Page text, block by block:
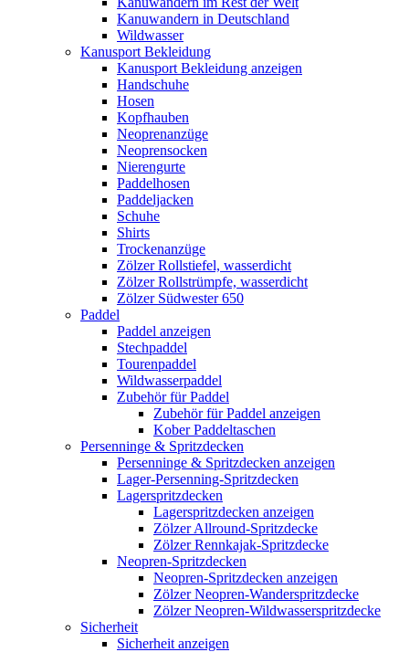
Kanuwandern in Deutschland
Wildwasser
Kanusport Bekleidung
Kanusport Bekleidung anzeigen
Handschuhe
Hosen
Kopfhauben
Neoprenanzüge
Neoprensocken
Nierengurte
Paddelhosen
Paddeljacken
Schuhe
Shirts
Trockenanzüge
Zölzer Rollstiefel, wasserdicht
Zölzer Rollstrümpfe, wasserdicht
Zölzer Südwester 650
Paddel
Paddel anzeigen
Stechpaddel
Tourenpaddel
Wildwasserpaddel
Zubehör für Paddel
Zubehör für Paddel anzeigen
Kober Paddeltaschen
Persenninge & Spritzdecken
Persenninge & Spritzdecken anzeigen
Lager-Persenning-Spritzdecken
Lagerspritzdecken
Lagerspritzdecken anzeigen
Zölzer Allround-Spritzdecke
Zölzer Rennkajak-Spritzdecke
Neopren-Spritzdecken
Neopren-Spritzdecken anzeigen
Zölzer Neopren-Wanderspritzdecke
Zölzer Neopren-Wildwasserspritzdecke
Sicherheit
Sicherheit anzeigen